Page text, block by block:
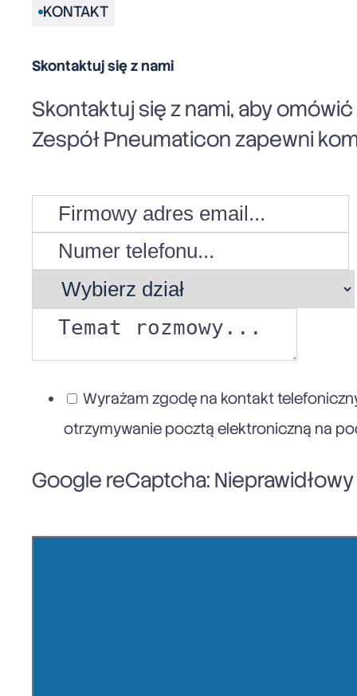
KONTAKT
Skontaktuj się z nami
Skontaktuj się z nami, aby
Zespół Pneumaticon zapewni
Wyrażam zgodę na kontakt
otrzymywanie pocztą elektroniczną na
Google reCaptcha: